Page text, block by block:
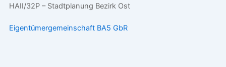
HAII/32P – Stadtplanung Bezirk Ost
Eigentümergemeinschaft BA5 GbR